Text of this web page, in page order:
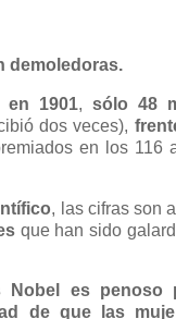
demoledoras.
1901, sólo 48
dos veces),
en los 116
, las cifras son
que han sido
es penoso
de que las